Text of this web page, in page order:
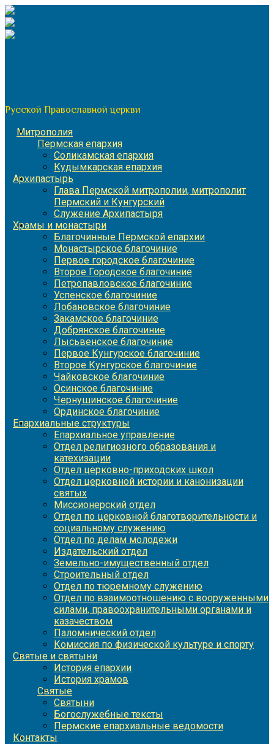
Перейти
к
содержимому
Русской Православной церкви
Митрополия
Пермская епархия
Соликамская епархия
Кудымкарская епархия
Архипастырь
Глава Пермской митрополии, митрополит
Пермский и Кунгурский
Служение Архипастыря
Храмы и монастыри
Благочинные Пермской епархии
Монастырское благочиние
Первое городское благочиние
Второе Городское благочиние
Петропавловское благочиние
Успенское благочиние
Лобановское благочиние
Закамское благочиние
Добрянское благочиние
Лысьвенское благочиние
Первое Кунгурское благочиние
Второе Кунгурское благочиние
Чайковское благочиние
Осинское благочиние
Чернушинское благочиние
Ординское благочиние
Епархиальные структуры
Епархиальное управление
Отдел религиозного образования и
катехизации
Отдел церковно-приходских школ
Отдел церковной истории и канонизации
святых
Миссионерский отдел
Отдел по церковной благотворительности и
социальному служению
Отдел по делам молодежи
Издательский отдел
Земельно-имущественный отдел
Строительный отдел
Отдел по тюремному служению
Отдел по взаимоотношению с вооруженными
силами, правоохранительными органами и
казачеством
Паломнический отдел
Комиссия по физической культуре и спорту
Святые и святыни
История епархии
История храмов
Святые
Святыни
Богослужебные тексты
Пермские епархиальные ведомости
Контакты